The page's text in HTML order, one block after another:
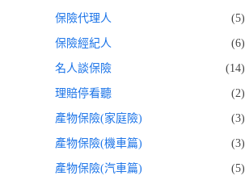
保險代理人 (5)
保險經紀人 (6)
名人談保險 (14)
理賠停看聽 (2)
產物保險(家庭險) (3)
產物保險(機車篇) (3)
產物保險(汽車篇) (5)